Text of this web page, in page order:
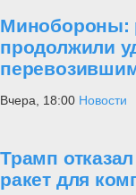
Минобороны:
продолжили
Вчера, 18:00 Новости
Трамп
ракет для